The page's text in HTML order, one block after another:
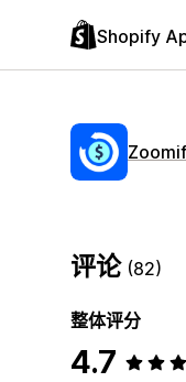
Shopify
评论 (82)
整体评分
4.7